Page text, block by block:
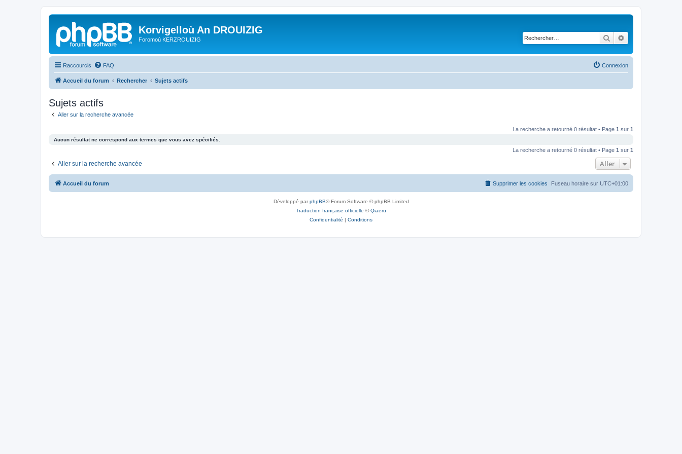
Korvigelloù An DROUIZIG
Foromoù KERZROUIZIG Rechercher
Raccourcis FAQ Connexion
Accueil du forum Rechercher Sujets actifs
Sujets actifs
Aller sur la recherche avancée
La recherche a retourné 0 résultat • Page 1 sur 1
Aucun résultat ne correspond aux termes que vous avez spécifiés.
La recherche a retourné 0 résultat • Page 1 sur 1
Aller sur la recherche avancée Aller
Accueil du forum Fuseau horaire sur UTC+01:00
Supprimer les cookies
Développé parphpBB® Forum Software © phpBB Limited
Traduction française officielle ©Qiaeru
Confidentialité | Conditions